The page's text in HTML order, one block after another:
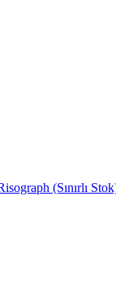
(Sınırlı